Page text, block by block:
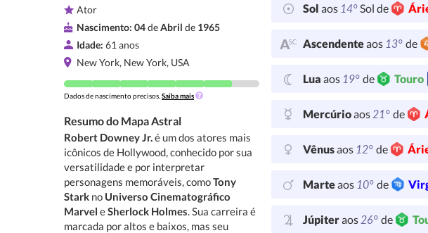
Ator
Nascimento: 04deAbril de 1965
Idade: 61 anos
New York, New York, USA
Dados de nascimento precisos. Saiba mais
Resumo do Mapa Astral
Robert Downey Jr.é um dos atores mais
icônicos de Hollywood, conhecido por sua
versatilidade e por interpretar
personagens memoráveis, comoTony
Stark no Universo Cinematográfico
Marvel eSherlock Holmes. Sua carreira é
marcada por altos e baixos, mas seu
Sol aos 14°Sol de
Ascendenteaos 13° de
Lua aos 19° de Touro
Mercúrioaos21° de
Vênusaos 12° de
Marteaos 10° de
Júpiteraos26° de